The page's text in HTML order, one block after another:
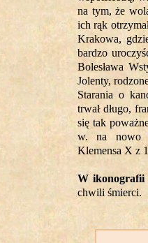
na tym, że
ich rąk
Krakowa,
bardzo
Bolesława
Jolenty,
Starania o
trwał długo,
się tak
w. na nowo
Klemensa X z
W ikonografii
chwili śmierci.